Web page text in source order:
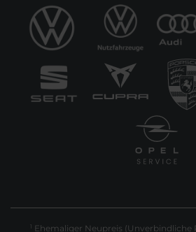
1 Ehemaliger Neupreis (Unverbindliche